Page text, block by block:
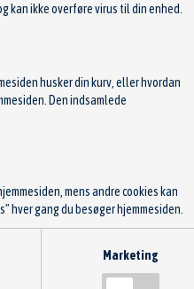
Varenr:
Mærke:
312,50
kan ikke overføre virus til din enhed.
husker din kurv, eller hvordan
Den indsamlede
mens andre cookies kan
gang du besøger hjemmesiden.
du benytter. Hvordan du præcist
Marketing